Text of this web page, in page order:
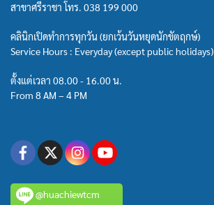
สาขาศรีราชา โทร. 038 199 000
คลินิกเปิดทำการทุกวัน (ยกเว้นวันหยุดนักขัตฤกษ์)
Service Hours : Everyday (except public holidays)
ตั้งแต่เวลา 08.00 - 16.00 น.
From 8 AM – 4 PM
@huachiewtcm